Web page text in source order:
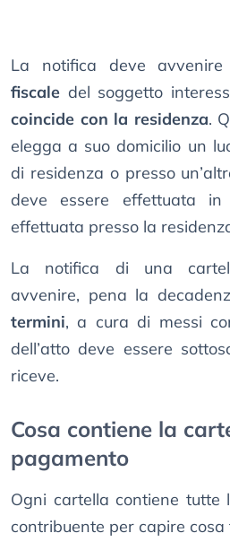
La notifica deve avvenire
fiscale del soggetto
coincide con la residenza.
elegga a suo domicilio un
di residenza o presso
deve essere effettuata
effettuata presso la
La notifica di una
avvenire, pena la
termini, a cura di messi
dell’atto deve essere
riceve.
Cosa contiene la
pagamento
Ogni cartella contiene tutte
contribuente per capire cosa